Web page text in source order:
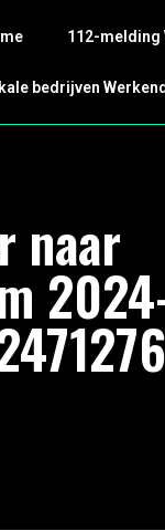
112-melding
bedrijven
naar